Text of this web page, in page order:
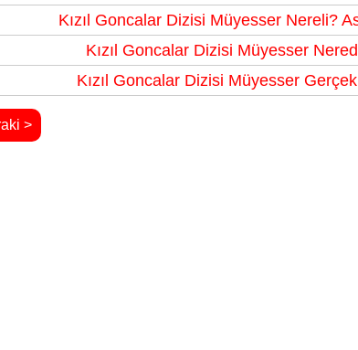
Kızıl Goncalar Dizisi Müyesser Nereli?
Kızıl Goncalar Dizisi Müyesser
Kızıl Goncalar Dizisi Müyesser
>